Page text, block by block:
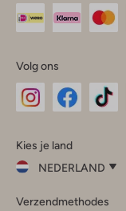
Volg ons
InstagramFacebook
Kies je land
NEDERLAND
je
Verzendmethodes